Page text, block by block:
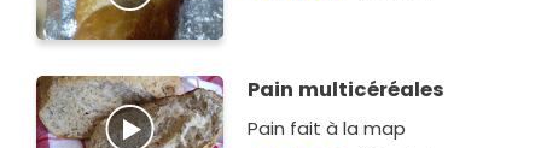
Pain multicéréales
Pain fait à la map